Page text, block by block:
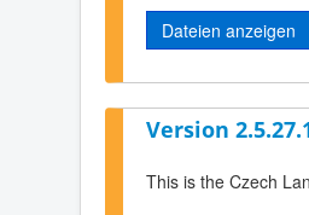
Dateien anzeigen
Version
This is the Czech